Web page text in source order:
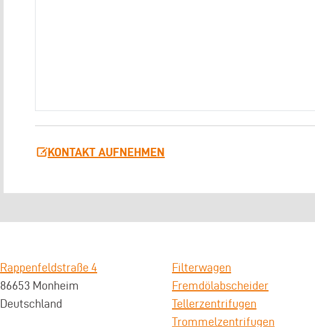
KONTAKT AUFNEHMEN
Rappenfeldstraße 4
86653 Monheim
Deutschland
Filterwagen
Fremdölabscheider
Tellerzentrifugen
Trommelzentrifugen